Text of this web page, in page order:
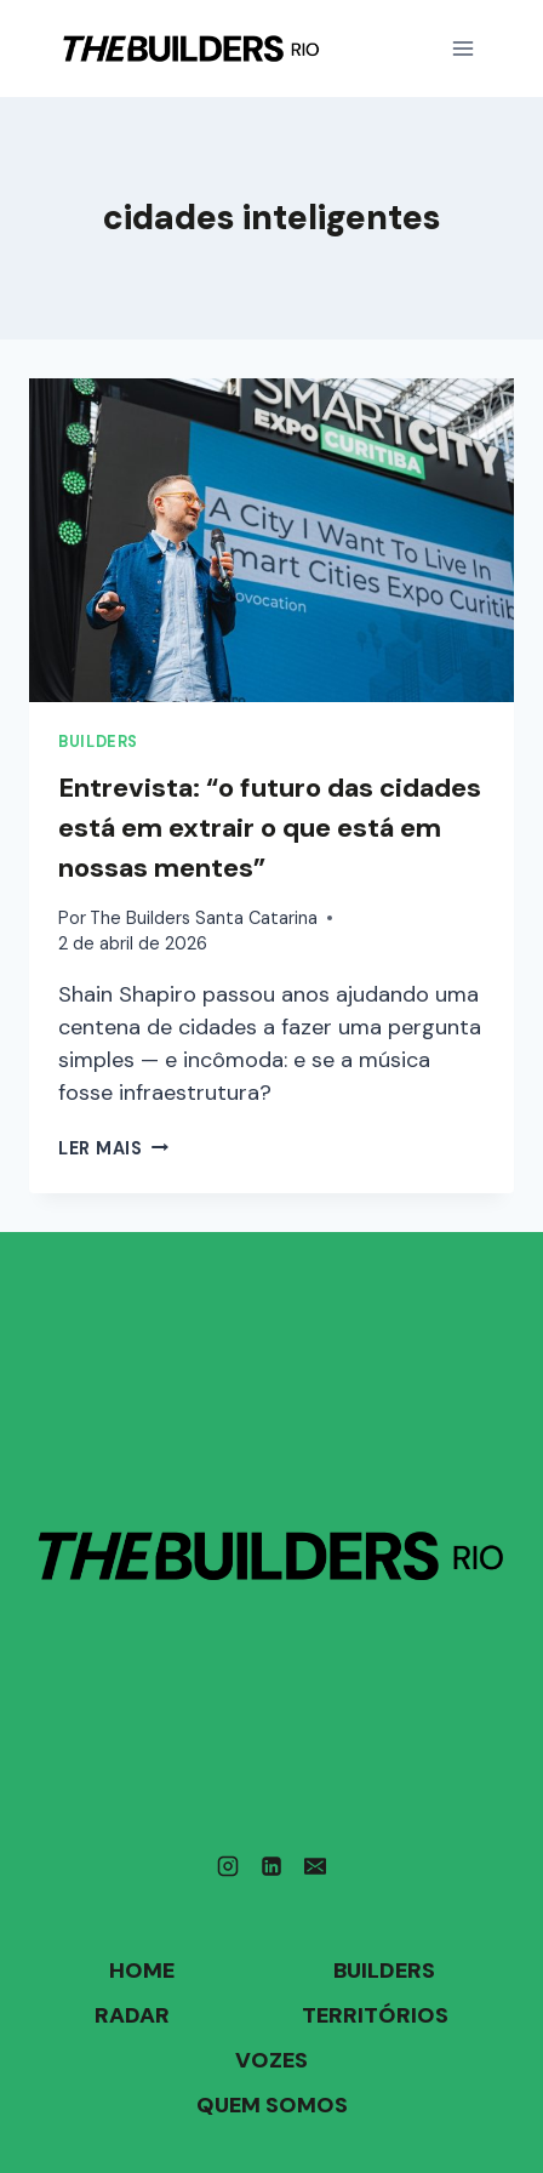
cidades inteligentes
BUILDERS
Entrevista: “o futuro das cidades
está em extrair o que está em
nossas mentes”
Por The Builders Santa Catarina
2 de abril de 2026
Shain Shapiro passou anos ajudando uma
centena de cidades a fazer uma pergunta
simples — e incômoda: e se a música
fosse infraestrutura?
LER MAIS
HOME
BUILDERS
RADAR
TERRITÓRIOS
VOZES
QUEM SOMOS